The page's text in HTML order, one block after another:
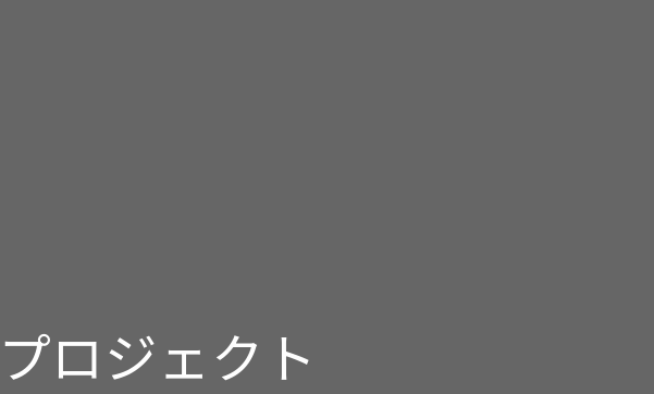
ロジェクト